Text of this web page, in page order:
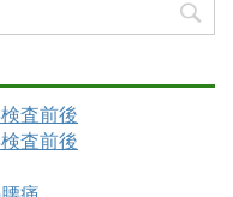
査前後
査前後